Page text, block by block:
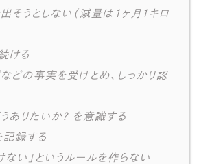
そうとしない（減量は1ヶ月1キロ
ける
どの事実を受けとめ、しっかり認
ありたいか？ を意識する
記録する
ない」というルールを作らない